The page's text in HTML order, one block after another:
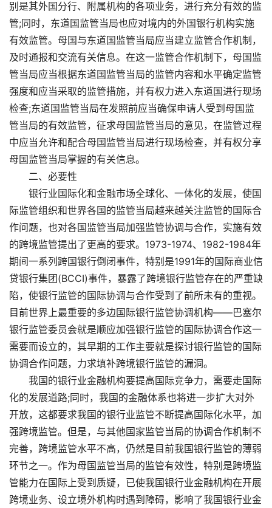
别是其外国分行、附属机构的各项业务，进行充分有效的监
管;同时，东道国监管当局也应对境内的外国银行机构实施
有效监管。母国与东道国监管当局应当建立监管合作机制，
及时通报和交流有关信息。在这一监管合作机制下，母国监
管当局应当根据东道国监管当局的监管内容和水平确定监管
强度和应当采取的监管措施，并有权力进入东道国进行现场
检查;东道国监管当局在发照前应当确保申请人受到母国监
管当局的有效监管，征求母国监管当局的意见，在监管过程
中应当允许和配合母国监管当局进行现场检查，并有权分享
母国监管当局掌握的有关信息。
二、必要性
银行业国际化和金融市场全球化、一体化的发展，使国
际监管组织和世界各国的监管当局越来越关注监管的国际合
作问题，也对各国监管当局加强监管协调与合作，实施有效
的跨境监管提出了更高的要求。1973-1974、1982-1984年
期间一系列跨国银行倒闭事件，特别是1991年的国际商业信
贷银行集团(BCCI)事件，暴露了跨境银行监管存在的严重缺
陷，使银行监管的国际协调与合作受到了前所未有的重视。
目前世界上最重要的多边国际银行监管协调机构——巴塞尔
银行监管委员会就是顺应加强银行监管的国际协调合作这一
需要而设立的，其早期的工作主要就是探讨银行监管的国际
协调合作问题，力求填补跨境银行监管的漏洞。
我国的银行业金融机构要提高国际竞争力，需要走国际
化的发展道路;同时，我国的金融体系也将进一步扩大对外
开放，这都要求我国的银行业监管不断提高国际化水平，加
强跨境监管。但是，与其他国家监管当局的协调合作机制不
完善，跨境监管水平不高，仍然是目前我国银行监管的薄弱
环节之一。作为母国监管当局的监管有效性，特别是跨境监
管能力在国际上受到质疑，已使我国银行业金融机构在开展
跨境业务、设立境外机构时遇到障碍，影响了我国银行业金